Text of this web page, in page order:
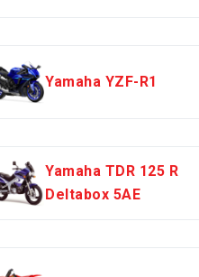
Yamaha YZF-R1
Yamaha TDR 125 R
Deltabox 5AE